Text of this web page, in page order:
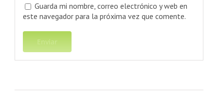
Guarda mi nombre, correo electrónico y web en
este navegador para la próxima vez que comente.